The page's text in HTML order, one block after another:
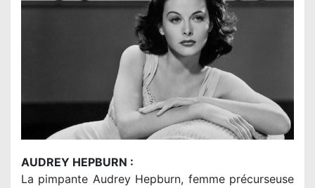
AUDREY HEPBURN :
La pimpante Audrey Hepburn, femme précurseuse